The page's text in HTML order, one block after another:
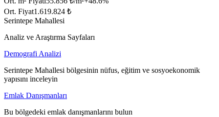
Ort. Fiyat1.619.824 ₺
Serintepe Mahallesi
Analiz ve Araştırma Sayfaları
Demografi Analizi
Serintepe Mahallesi bölgesinin nüfus, eğitim ve sosyoekonomik
yapısını inceleyin
Emlak Danışmanları
Bu bölgedeki emlak danışmanlarını bulun